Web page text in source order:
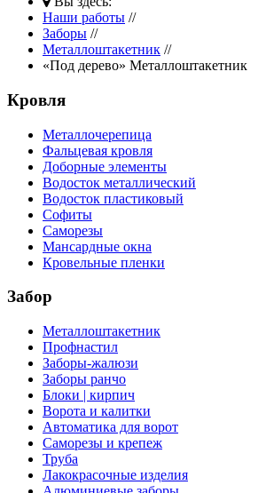
Наши работы //
Заборы //
Металлоштакетник //
«Под дерево» Металлоштакетник
Кровля
Металлочерепица
Фальцевая кровля
Доборные элементы
Водосток металлический
Водосток пластиковый
Софиты
Саморезы
Мансардные окна
Кровельные пленки
Забор
Металлоштакетник
Профнастил
Заборы-жалюзи
Заборы ранчо
Блоки | кирпич
Ворота и калитки
Автоматика для ворот
Саморезы и крепеж
Труба
Лакокрасочные изделия